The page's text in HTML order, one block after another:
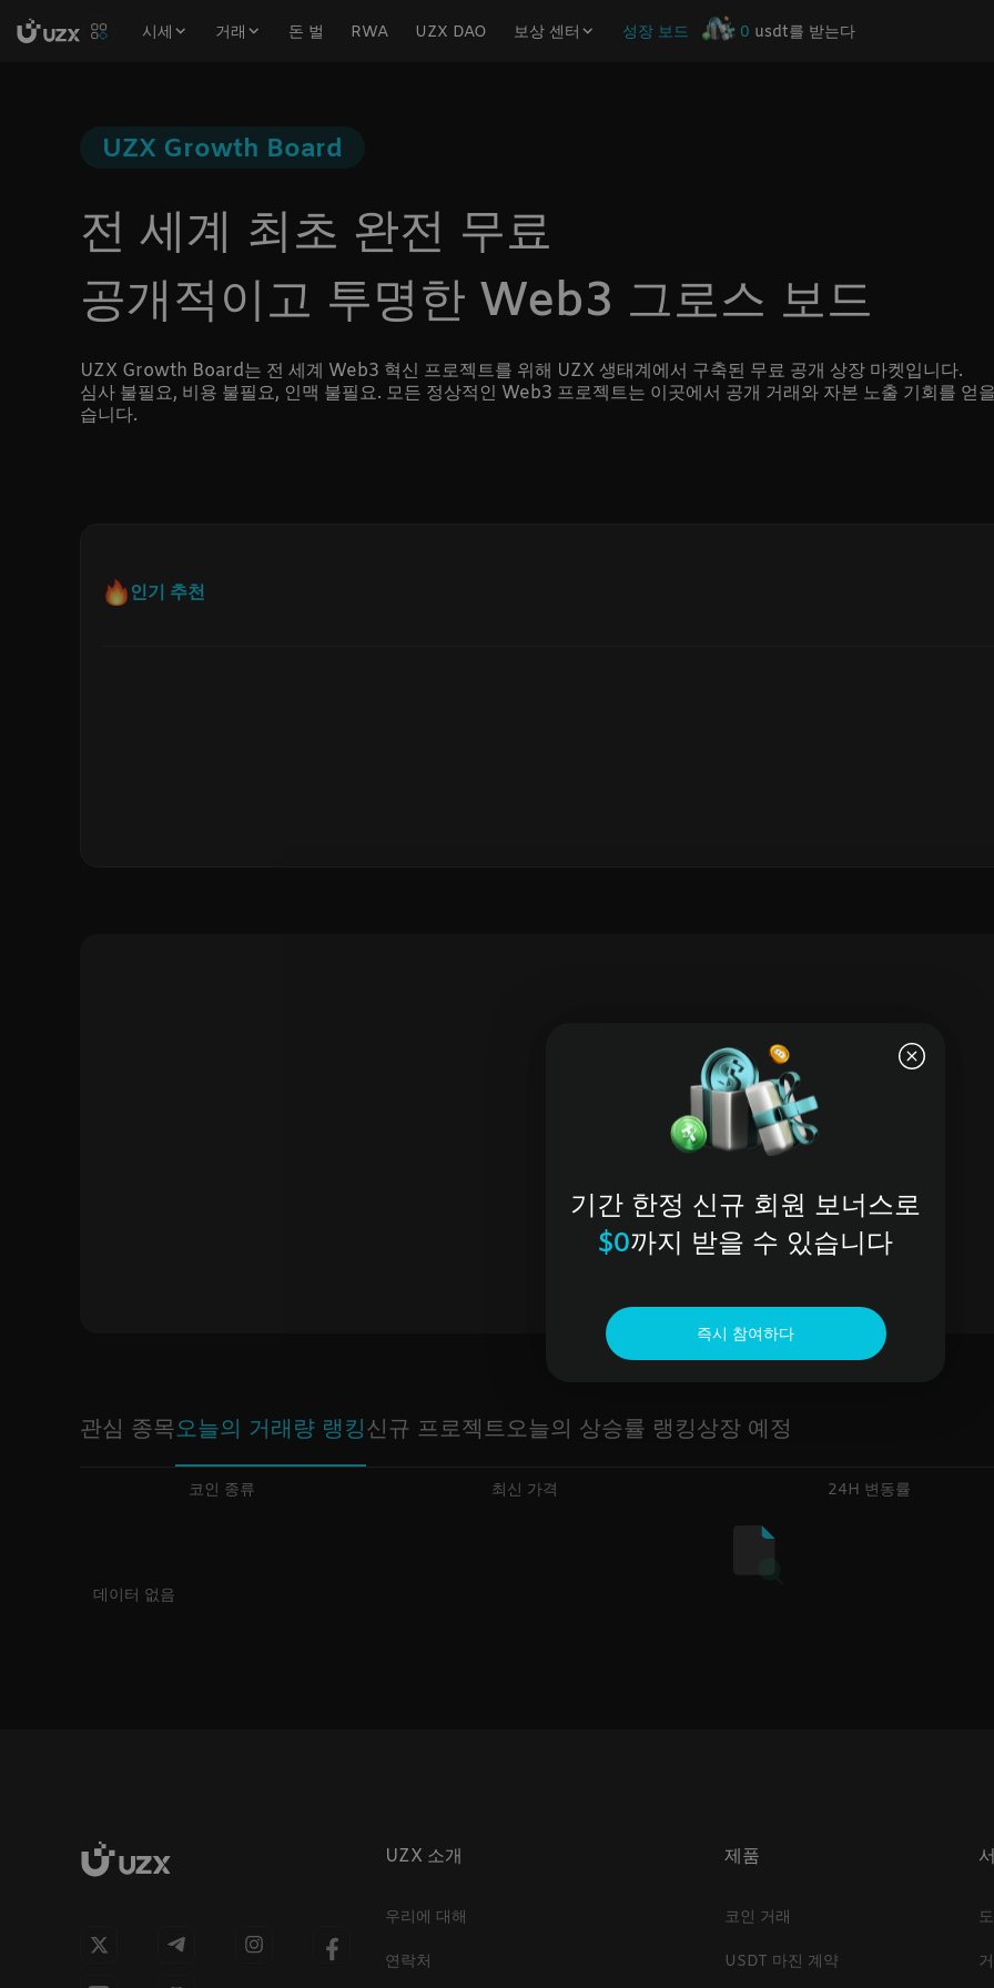
시세 거래 돈 벌 RWA UZX DAO 보상 센터 성장 보드 0 usdt를 받는다
UZX Growth Board
전 세계 최초 완전 무료
공개적이고 투명한 Web3 그로스 보드
UZX Growth Board는 전 세계 Web3 혁신 프로젝트를 위해 UZX 생태계에서 구축된 무료 공개 상장 마켓입니다.
심사 불필요, 비용 불필요, 인맥 불필요. 모든 정상적인 Web3 프로젝트는 이곳에서 공개 거래와 자본 노출 기회를 얻
습니다.
인기 추천
관심 종목오늘의 거래량 랭킹신규 프로젝트 오늘의 상승률 랭킹상장 예정
코인 종류 최신 가격 24H 변동률
데이터 없음
UZX 소개
우리에 대해
연락처
제품
코인 거래
USDT 마진 계약
기간 한정 신규 회원 보너스로
$0까지 받을 수 있습니다
즉시 참여하다